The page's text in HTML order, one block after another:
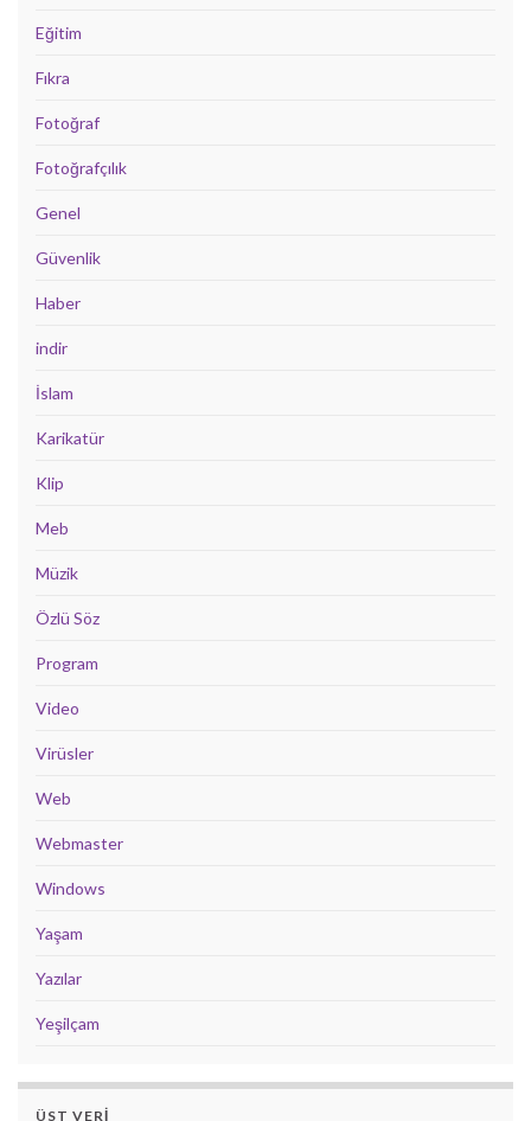
Eğitim
Fıkra
Fotoğraf
Fotoğrafçılık
Genel
Güvenlik
Haber
indir
İslam
Karikatür
Klip
Meb
Müzik
Özlü Söz
Program
Video
Virüsler
Web
Webmaster
Windows
Yaşam
Yazılar
Yeşilçam
ÜST VERI